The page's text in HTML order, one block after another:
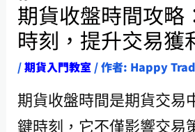
期貨收盤時間攻略
時刻，提升交易獲
/期貨入門教室/ 作者: Happy
期貨收盤時間是期貨交易
鍵時刻，它不僅影響交易